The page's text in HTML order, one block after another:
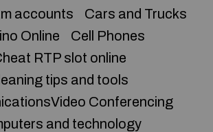
accounts
Cars and Trucks
Online
Cell Phones
RTP slot online
tips and tools
Conferencing
and technology